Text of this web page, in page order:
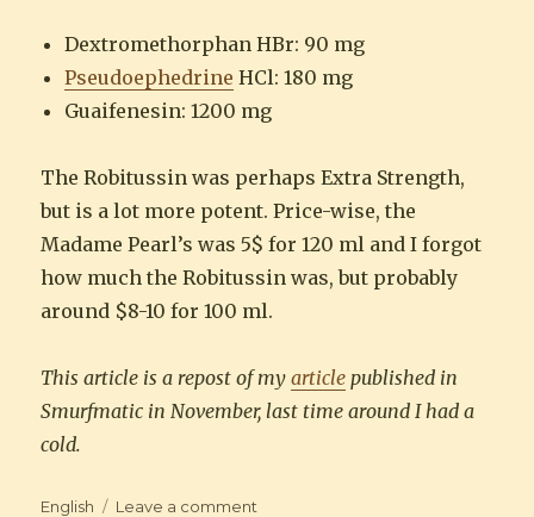
Dextromethorphan HBr: 90 mg
Pseudoephedrine HCl: 180 mg
Guaifenesin: 1200 mg
The Robitussin was perhaps Extra Strength,
but is a lot more potent. Price-wise, the
Madame Pearl’s was 5$ for 120 ml and I forgot
how much the Robitussin was, but probably
around $8-10 for 100 ml.
This article is a repost of myarticle published in
Smurfmatic in November, last time around I had a
cold.
Categories
English Leave a comment